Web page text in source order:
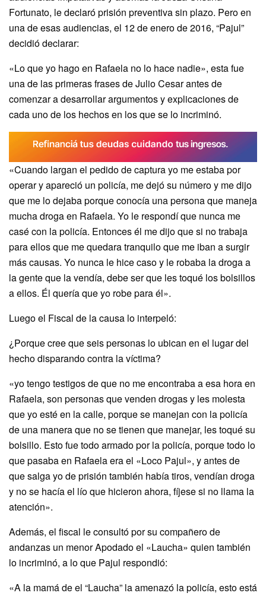
Fortunato, le declaró prisión preventiva sin plazo. Pero en
una de esas audiencias, el 12 de enero de 2016, “Pajul”
decidió declarar:
«Lo que yo hago en Rafaela no lo hace nadie», esta fue
una de las primeras frases de Julio Cesar antes de
comenzar a desarrollar argumentos y explicaciones de
cada uno de los hechos en los que se lo incriminó.
«Cuando largan el pedido de captura yo me estaba por
operar y apareció un policía, me dejó su número y me dijo
que me lo dejaba porque conocía una persona que maneja
mucha droga en Rafaela. Yo le respondí que nunca me
casé con la policía. Entonces él me dijo que si no trabaja
para ellos que me quedara tranquilo que me iban a surgir
más causas. Yo nunca le hice caso y le robaba la droga a
la gente que la vendía, debe ser que les toqué los bolsillos
a ellos. Él quería que yo robe para él».
Luego el Fiscal de la causa lo interpeló:
¿Porque cree que seis personas lo ubican en el lugar del
hecho disparando contra la víctima?
«yo tengo testigos de que no me encontraba a esa hora en
Rafaela, son personas que venden drogas y les molesta
que yo esté en la calle, porque se manejan con la policía
de una manera que no se tienen que manejar, les toqué su
bolsillo. Esto fue todo armado por la policía, porque todo lo
que pasaba en Rafaela era el «Loco Pajul», y antes de
que salga yo de prisión también había tiros, vendían droga
y no se hacía el lío que hicieron ahora, fíjese si no llama la
atención».
Además, el fiscal le consultó por su compañero de
andanzas un menor Apodado el «Laucha» quien también
lo incriminó, a lo que Pajul respondió:
«A la mamá de el “Laucha” la amenazó la policía, esto está